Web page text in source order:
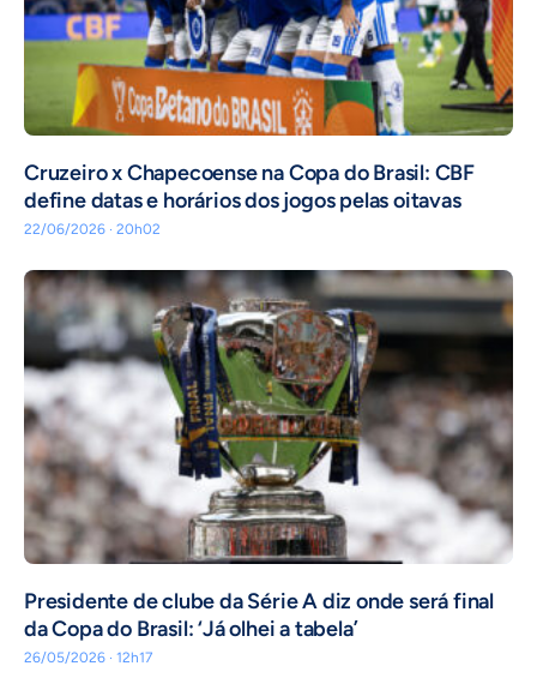
Cruzeiro x Chapecoense na Copa do Brasil: CBF
define datas e horários dos jogos pelas oitavas
22/06/2026 · 20h02
Presidente de clube da Série A diz onde será final
da Copa do Brasil: ‘Já olhei a tabela’
26/05/2026 · 12h17